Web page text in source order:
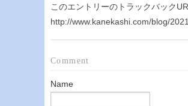
このエントリーのトラックバック
http://www.kanekashi.com/blog/
Comment
Name